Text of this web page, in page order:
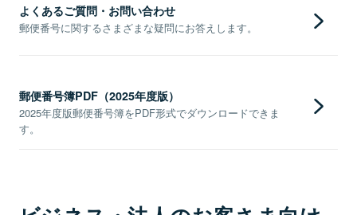
よくあるご質問・お問い合わせ
郵便番号に関するさまざまな疑問にお答えします。
郵便番号簿PDF（2025年度版）
2025年度版郵便番号簿をPDF形式でダウンロードできま
す。